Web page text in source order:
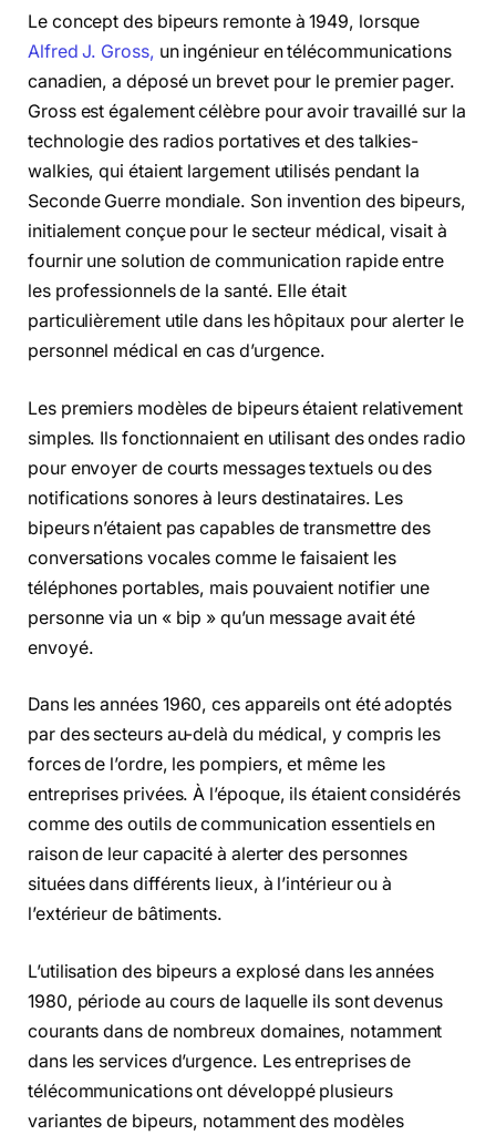
Le concept des bipeurs remonte à 1949, lorsque
Alfred J. Gross, un ingénieur en télécommunications
canadien, a déposé un brevet pour le premier pager.
Gross est également célèbre pour avoir travaillé sur la
technologie des radios portatives et des talkies-
walkies, qui étaient largement utilisés pendant la
Seconde Guerre mondiale. Son invention des bipeurs,
initialement conçue pour le secteur médical, visait à
fournir une solution de communication rapide entre
les professionnels de la santé. Elle était
particulièrement utile dans les hôpitaux pour alerter le
personnel médical en cas d’urgence.
Les premiers modèles de bipeurs étaient relativement
simples. Ils fonctionnaient en utilisant des ondes radio
pour envoyer de courts messages textuels ou des
notifications sonores à leurs destinataires. Les
bipeurs n’étaient pas capables de transmettre des
conversations vocales comme le faisaient les
téléphones portables, mais pouvaient notifier une
personne via un « bip » qu’un message avait été
envoyé.
Dans les années 1960, ces appareils ont été adoptés
par des secteurs au-delà du médical, y compris les
forces de l’ordre, les pompiers, et même les
entreprises privées. À l’époque, ils étaient considérés
comme des outils de communication essentiels en
raison de leur capacité à alerter des personnes
situées dans différents lieux, à l’intérieur ou à
l’extérieur de bâtiments.
L’utilisation des bipeurs a explosé dans les années
1980, période au cours de laquelle ils sont devenus
courants dans de nombreux domaines, notamment
dans les services d’urgence. Les entreprises de
télécommunications ont développé plusieurs
variantes de bipeurs, notamment des modèles